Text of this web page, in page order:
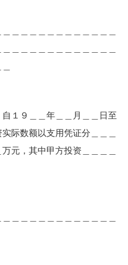
１９＿＿年＿＿月＿＿日至
际数额以支用凭证分＿＿＿
元，其中甲方投资＿＿＿＿